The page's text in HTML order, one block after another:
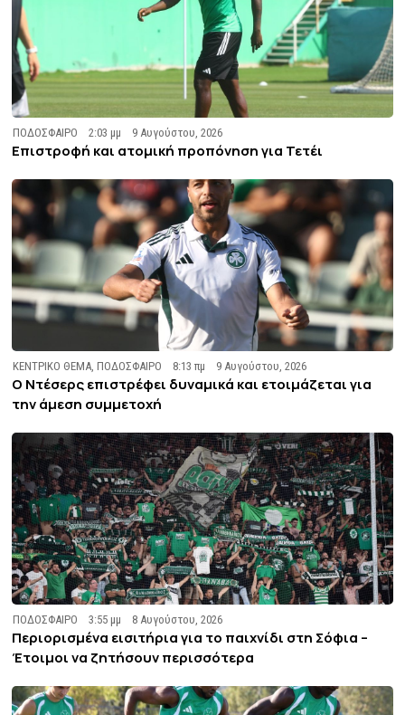
ΠΟΔΟΣΦΑΙΡΟ 2:03 μμ 9 Αυγούστου, 2026
Επιστροφή και ατομική προπόνηση για Τετέι
ΚΕΝΤΡΙΚΟ ΘΕΜΑ ,ΠΟΔΟΣΦΑΙΡΟ 8:13 πμ 9 Αυγούστου, 2026
Ο Ντέσερς επιστρέφει δυναμικά και ετοιμάζεται για
την άμεση συμμετοχή
ΠΟΔΟΣΦΑΙΡΟ 3:55 μμ 8 Αυγούστου, 2026
Περιορισμένα εισιτήρια για το παιχνίδι στη Σόφια –
Έτοιμοι να ζητήσουν περισσότερα